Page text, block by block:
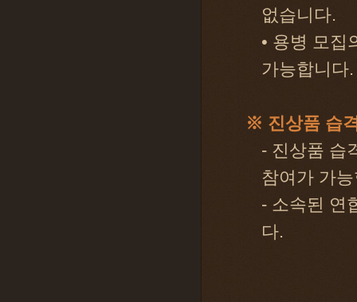
없습니다.
• 용병 모집
가능합니다.
※ 진상품 습
- 진상품 습
참여가 가
- 소속된 연
다.